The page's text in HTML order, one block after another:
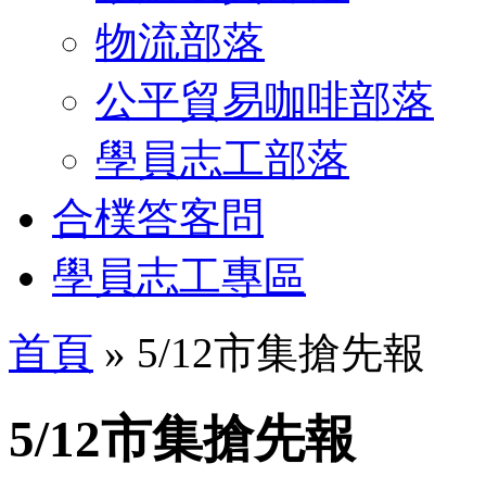
物流部落
公平貿易咖啡部落
學員志工部落
合樸答客問
學員志工專區
首頁 » 5/12市集搶先報
5/12市集搶先報